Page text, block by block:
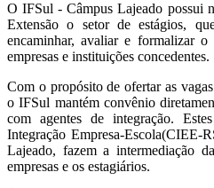
O IFSul - Câmpus Lajeado possui
Extensão o setor de estágios,
encaminhar, avaliar e formalizar o
empresas e instituições concedentes.
Com o propósito de ofertar as
o IFSul mantém convênio
com agentes de integração.
Integração Empresa-Escola(CIEE-
Lajeado, fazem a intermediação
empresas e os estagiários.